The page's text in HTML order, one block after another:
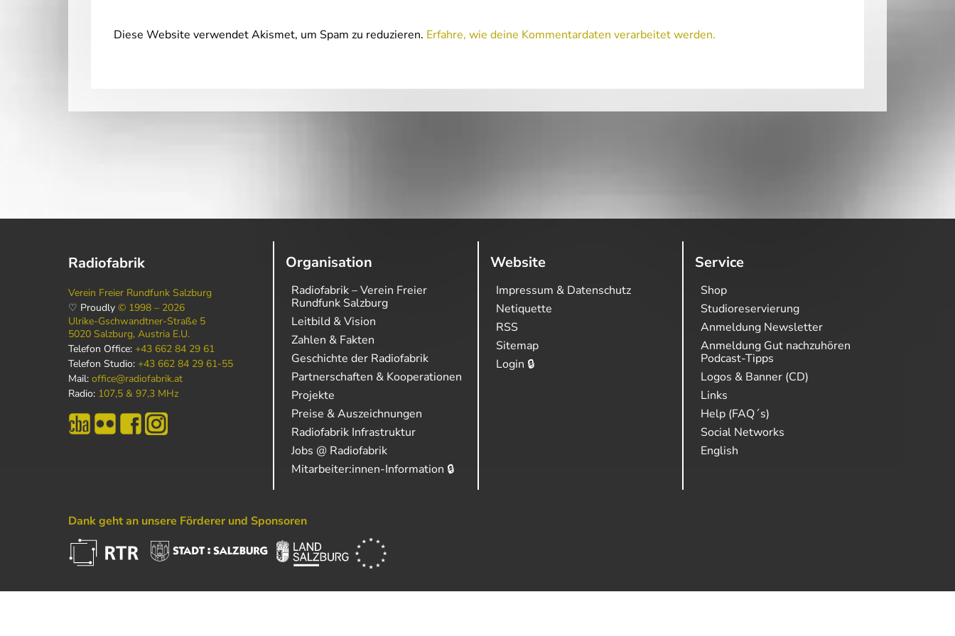
Diese Website verwendet Akismet, um Spam zu reduzieren. Erfahre, wie deine Kommentardaten verarbeitet werden.
Radiofabrik
Verein Freier Rundfunk Salzburg
♡ Proudly © 1998 – 2026
Ulrike-Gschwandtner-Straße 5
5020 Salzburg, Austria E.U.
Telefon Office: +43 662 84 29 61
Telefon Studio: +43 662 84 29 61-55
Mail: office@radiofabrik.at
Radio: 107,5 & 97,3 MHz
Organisation
Radiofabrik – Verein Freier
Rundfunk Salzburg
Leitbild & Vision
Zahlen & Fakten
Geschichte der Radiofabrik
Partnerschaften & Kooperationen
Projekte
Preise & Auszeichnungen
Radiofabrik Infrastruktur
Jobs @ Radiofabrik
Mitarbeiter:innen-Information 🔒
Website
Impressum & Datenschutz
Netiquette
RSS
Sitemap
Login 🔒
Service
Shop
Studioreservierung
Anmeldung Newsletter
Anmeldung Gut nachzuhören
Podcast-Tipps
Logos & Banner (CD)
Links
Help (FAQ´s)
Social Networks
English
Dank geht an unsere Förderer und Sponsoren